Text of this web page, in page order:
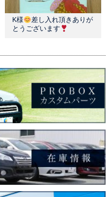
K様
差し入れ頂きありが
とうございます